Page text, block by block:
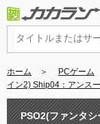
ホーム ＞ PCゲーム
イン2) Ship04：アンス
PSO2(ファンタ